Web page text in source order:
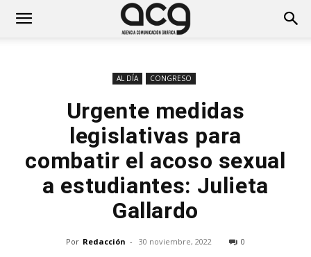
AL DÍA CONGRESO
Urgente medidas
legislativas para
combatir el acoso sexual
a estudiantes: Julieta
Gallardo
Por Redacción - 30 noviembre, 2022 0